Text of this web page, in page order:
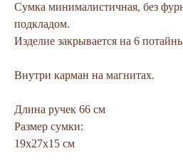
Сумка минималистичная, без
подкладом.
Изделие закрывается на 6
Внутри карман на магнитах.
Длина ручек 66 см
Размер сумки:
19х27х15 см